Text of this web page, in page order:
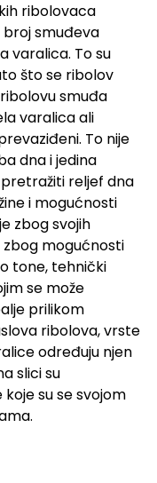
ribolovaca
broj smuđeva
varalica. To su
što se ribolov
smuđa
varalica ali
To nije
dna i jedina
reljef dna
i mogućnosti
zbog svojih
zbog mogućnosti
tone, tehnički
se može
prilikom
ribolova, vrste
određuju njen
slici su
su se svojom